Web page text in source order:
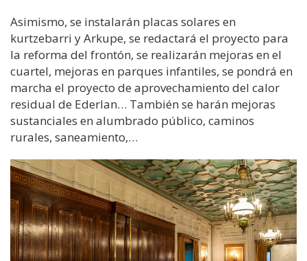
Asimismo, se instalarán placas solares en
kurtzebarri yArkupe, se redactará el proyecto para
la reforma del frontón, se realizarán mejoras en el
cuartel, mejoras en parques infantiles, se pondrá en
marcha el proyecto de aprovechamiento del calor
residual de Ederlan… También se harán mejoras
sustanciales en alumbrado público, caminos
rurales, saneamiento,…